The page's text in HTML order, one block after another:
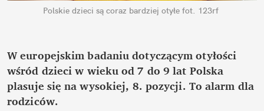
Polskie dzieci są coraz bardziej otyłe fot. 123rf
W europejskim badaniu dotyczącym otyłości
wśród dzieci w wieku od 7 do 9 lat Polska
plasuje się na wysokiej, 8. pozycji. To alarm dla
rodziców.